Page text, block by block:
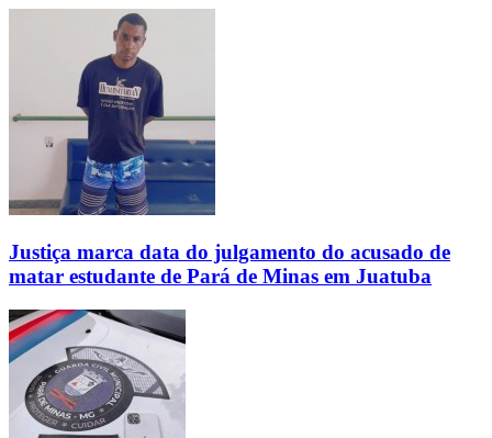
Justiça marca data do julgamento do acusado de
matar estudante de Pará de Minas em Juatuba